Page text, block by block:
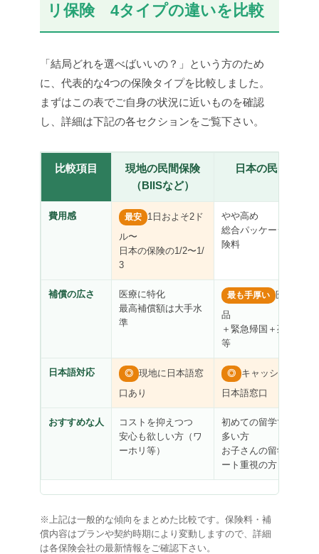
リ保険 4タイプの違いを比較
「結局どれを選べばいいの？」という方のため
に、代表的な4つの保険タイプを比較しました。
まずはこの表でご自身の状況に近いものを確認
し、詳細は下記の各セクションをご覧下さい。
比較項目
現地の民間保険
（BIISなど）
日本の民間保険
費用感 最安
1日およそ2ド
ル〜
日本の保険の1/2〜1/
3
やや高め
総合パッケージ型の保
険料
補償の広さ
医療に特化
最高補償額は大手水
準
最も手厚い
医療＋携
品
＋緊急帰国＋死亡保険
等
日本語対応 ◎ 現地に日本語窓
口あり
◎
キャッシュレス・
日本語窓口
おすすめな人
コストを抑えつつ
安心も欲しい方（ワ
ーホリ等）
初めての留学で心配が
多い方
お子さんの留学でサポ
ート重視の方
※上記は一般的な傾向をまとめた比較です。保険料・補
償内容はプランや契約時期により変動しますので、詳細
は各保険会社の最新情報をご確認下さい。